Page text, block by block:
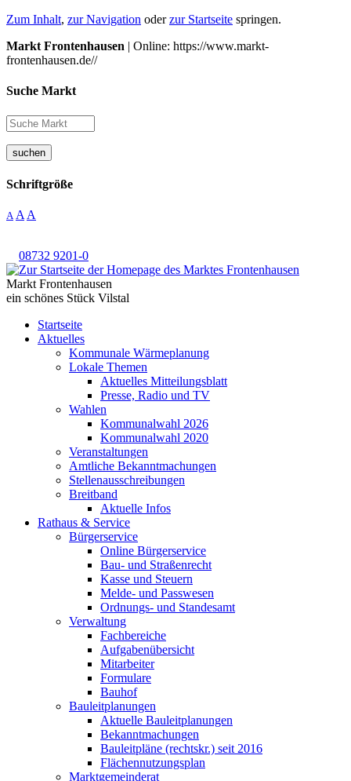
Zum Inhalt, zur Navigation oderzur Startseite springen.
Markt Frontenhausen | Online: https://www.markt-
frontenhausen.de//
Suche Markt
suchen
Schriftgröße
A A A
08732 9201-0
Markt Frontenhausen
ein schönes Stück Vilstal
Startseite
Aktuelles
Kommunale Wärmeplanung
Lokale Themen
Aktuelles Mitteilungsblatt
Presse, Radio und TV
Wahlen
Kommunalwahl 2026
Kommunalwahl 2020
Veranstaltungen
Amtliche Bekanntmachungen
Stellenausschreibungen
Breitband
Aktuelle Infos
Rathaus & Service
Bürgerservice
Online Bürgerservice
Bau- und Straßenrecht
Kasse und Steuern
Melde- und Passwesen
Ordnungs- und Standesamt
Verwaltung
Fachbereiche
Aufgabenübersicht
Mitarbeiter
Formulare
Bauhof
Bauleitplanungen
Aktuelle Bauleitplanungen
Bekanntmachungen
Bauleitpläne (rechtskr.) seit 2016
Flächennutzungsplan
Marktgemeinderat